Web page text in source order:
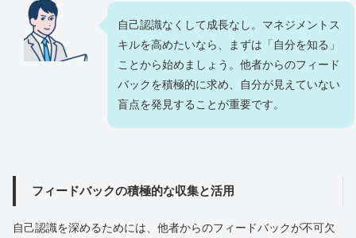
自己認識なくして成長なし。マネジメントス
キルを高めたいなら、まずは「自分を知る」
ことから始めましょう。他者からのフィード
バックを積極的に求め、自分が見えていない
盲点を発見することが重要です。
フィードバックの積極的な収集と活用
自己認識を深めるためには、他者からのフィードバックが不可欠